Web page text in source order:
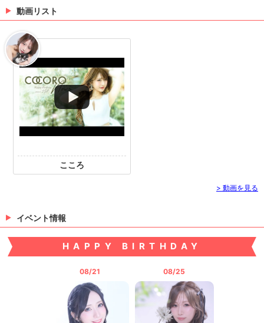
橘えま
動画リスト
こころ
> 動画を見る
イベント情報
HAPPY BIRTHDAY
08/21 08/25